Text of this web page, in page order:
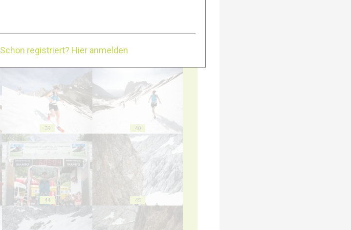
39 40
44 45
Schon registriert? Hier anmelden